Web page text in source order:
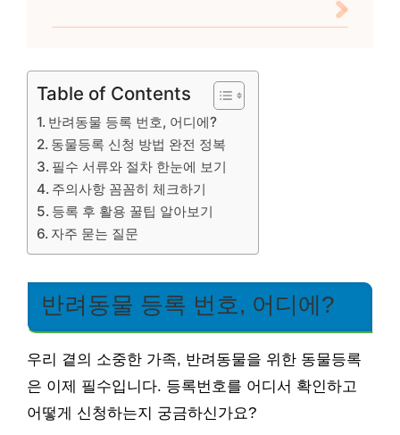
Table of Contents
반려동물 등록 번호, 어디에?
동물등록 신청 방법 완전 정복
필수 서류와 절차 한눈에 보기
주의사항 꼼꼼히 체크하기
등록 후 활용 꿀팁 알아보기
자주 묻는 질문
반려동물 등록 번호, 어디에?
우리 곁의 소중한 가족, 반려동물을 위한 동물등록
은 이제 필수입니다. 등록번호를 어디서 확인하고
어떻게 신청하는지 궁금하신가요?